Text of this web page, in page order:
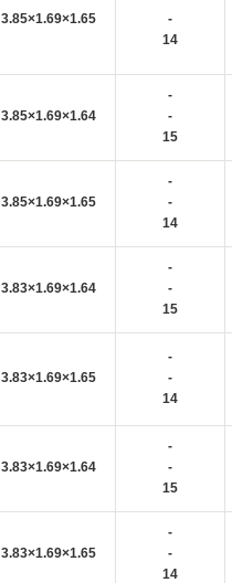
3.85×1.69×1.65
-
14
3.85×1.69×1.64
-
-
15
3.85×1.69×1.65
-
-
14
3.83×1.69×1.64
-
-
15
3.83×1.69×1.65
-
-
14
3.83×1.69×1.64
-
-
15
3.83×1.69×1.65
-
-
14